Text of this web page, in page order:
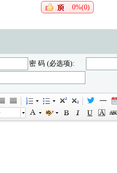
0%(0)
密 码 (必选项):